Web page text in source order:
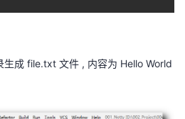
生成 file.txt 文件 , 内容为 Hello World